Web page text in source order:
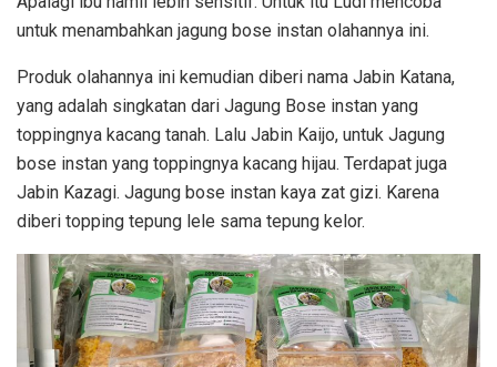
untuk menambahkan jagung bose instan olahannya ini.
Produk olahannya ini kemudian diberi nama Jabin Katana,
yang adalah singkatan dari Jagung Bose instan yang
toppingnya kacang tanah. Lalu Jabin Kaijo, untuk Jagung
bose instan yang toppingnya kacang hijau. Terdapat juga
Jabin Kazagi. Jagung bose instan kaya zat gizi. Karena
diberi topping tepung lele sama tepung kelor.